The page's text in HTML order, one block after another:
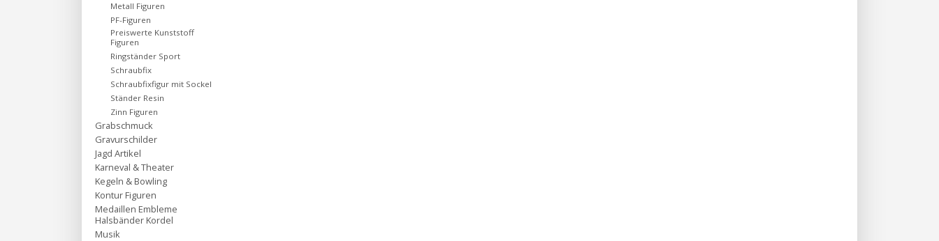
Metall Figuren
PF-Figuren
Preiswerte Kunststoff
Figuren
Ringständer Sport
Schraubfix
Schraubfixfigur mit Sockel
Ständer Resin
Zinn Figuren
Grabschmuck
Gravurschilder
Jagd Artikel
Karneval & Theater
Kegeln & Bowling
Kontur Figuren
Medaillen Embleme
Halsbänder Kordel
Musik